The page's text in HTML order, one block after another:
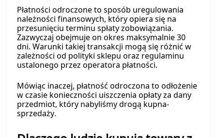
Płatności odroczone to sposób uregulowania
należności finansowych, który opiera się na
przesunięciu terminu spłaty zobowiązania.
Zazwyczaj obejmuje on okres maksymalnie 30
dni. Warunki takiej transakcji mogą się różnić w
zależności od polityki sklepu oraz regulaminu
ustalonego przez operatora płatności.
Mówiąc inaczej, płatność odroczona to odłożenie
w czasie konieczności uiszczenia opłaty za dany
przedmiot, który nabyliśmy drogą kupna-
sprzedaży.